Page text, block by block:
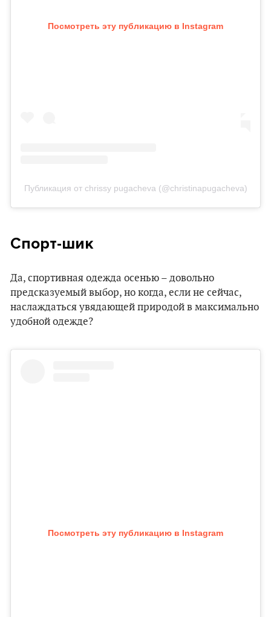
Посмотреть эту публикацию в Instagram
Публикация от chrissy pugacheva (@christinapugacheva)
Спорт-шик
Да, спортивная одежда осенью – довольно
предсказуемый выбор, но когда, если не сейчас,
наслаждаться увядающей природой в максимально
удобной одежде?
Посмотреть эту публикацию в Instagram